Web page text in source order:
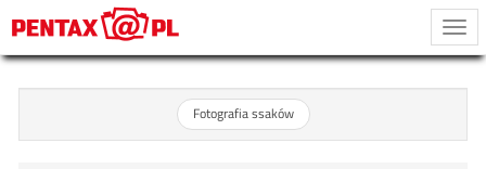
Fotografia ssaków